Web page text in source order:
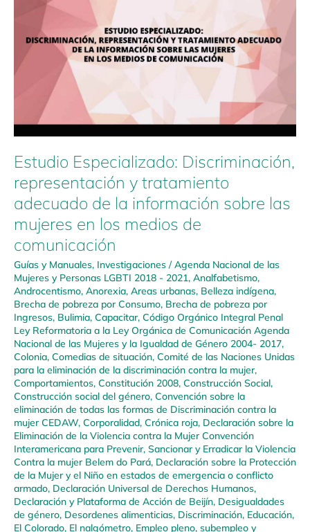
Estudio Especializado: Discriminación,
representación y tratamiento
adecuado de la información sobre las
mujeres en los medios de
comunicación
Guías y Manuales, Investigaciones /Agenda Nacional de las
Mujeres y Personas LGBTI 2018 - 2021, Analfabetismo,
Androcentismo, Anorexia, Areas urbanas, Belleza indígena,
Brecha de pobreza por Consumo, Brecha de pobreza por
Ingresos, Bulimia, Capacitar, Código Orgánico Integral Penal
Ley Reformatoria a la Ley Orgánica de Comunicación Agenda
Nacional de las Mujeres y la Igualdad de Género 2004- 2017,
Colonia, Comedias de situación, Comité de las Naciones Unidas
para la eliminación de la discriminación contra la mujer,
Comportamientos, Constitución 2008, Construcción Social,
Construcción social del género, Convención sobre la
eliminación de todas las formas de Discriminación contra la
mujer CEDAW, Corporalidad, Crónica roja, Declaración sobre la
Eliminación de la Violencia contra la Mujer Convención
Interamericana para Prevenir, Sancionar y Erradicar la Violencia
Contra la mujer Belem do Pará, Declaración sobre la Protección
de la Mujer y el Niño en estados de emergencia o conflicto
armado, Declaración Universal de Derechos Humanos,
Declaración y Plataforma de Acción de Beijín, Desigualdades
de género, Desordenes alimenticias, Discriminación, Educación,
El Colorado, El nalgómetro, Empleo pleno, subempleo y
tratamiento
adecuado
la
información
mujeres
los
medios
de
comunicación